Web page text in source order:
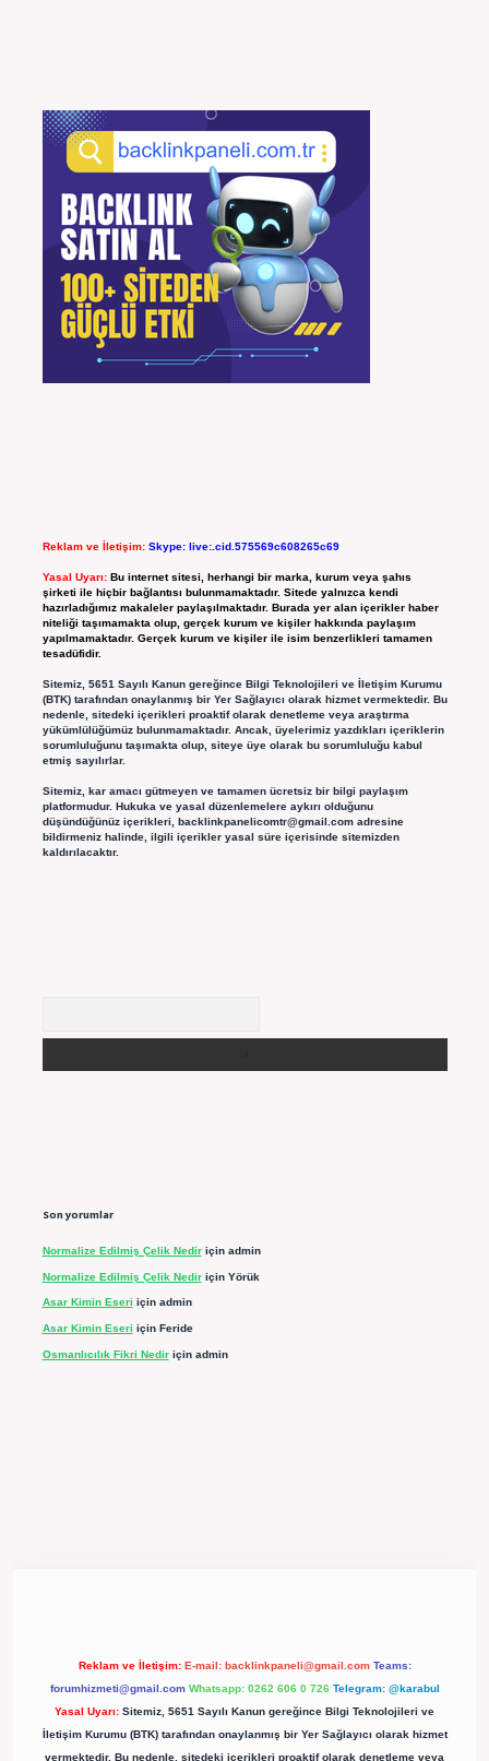
Reklam ve İletişim: Skype: live:.cid.575569c608265c69
Yasal Uyarı: Bu internet sitesi, herhangi bir marka, kurum veya şahıs
şirketi ile hiçbir bağlantısı bulunmamaktadır. Sitede yalnızca kendi
hazırladığımız makaleler paylaşılmaktadır. Burada yer alan içerikler haber
niteliği taşımamakta olup, gerçek kurum ve kişiler hakkında paylaşım
yapılmamaktadır. Gerçek kurum ve kişiler ile isim benzerlikleri tamamen
tesadüfidir.
Sitemiz, 5651 Sayılı Kanun gereğince Bilgi Teknolojileri ve İletişim Kurumu
(BTK) tarafından onaylanmış bir Yer Sağlayıcı olarak hizmet vermektedir. Bu
nedenle, sitedeki içerikleri proaktif olarak denetleme veya araştırma
yükümlülüğümüz bulunmamaktadır. Ancak, üyelerimiz yazdıkları içeriklerin
sorumluluğunu taşımakta olup, siteye üye olarak bu sorumluluğu kabul
etmiş sayılırlar.
Sitemiz, kar amacı gütmeyen ve tamamen ücretsiz bir bilgi paylaşım
platformudur. Hukuka ve yasal düzenlemelere aykırı olduğunu
düşündüğünüz içerikleri, backlinkpanelicomtr@gmail.comadresine
bildirmeniz halinde, ilgili içerikler yasal süre içerisinde sitemizden
kaldırılacaktır.
Son yorumlar
Normalize Edilmiş Çelik Nediriçin admin
Normalize Edilmiş Çelik Nediriçin Yörük
Asar Kimin Eseri için admin
Asar Kimin Eseri için Feride
Osmanlıcılık Fikri Nediriçin admin
Reklam ve İletişim: E-mail: backlinkpaneli@gmail.com Teams:
forumhizmeti@gmail.com Whatsapp: 0262 606 0 726 Telegram: @karabul
Yasal Uyarı: Sitemiz, 5651 Sayılı Kanun gereğince Bilgi Teknolojileri ve
İletişim Kurumu (BTK) tarafından onaylanmış bir Yer Sağlayıcı olarak hizmet
vermektedir. Bu nedenle, sitedeki içerikleri proaktif olarak denetleme veya